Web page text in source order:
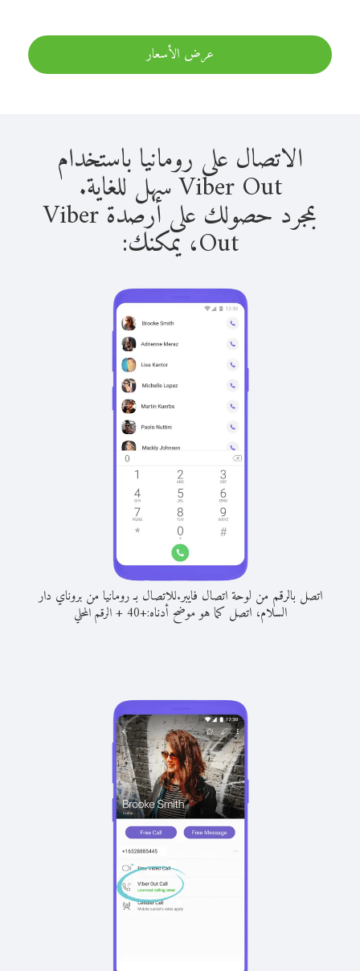
عرض الأسعار
الاتصال على رومانيا باستخدام
Viber Out سهل للغاية.
بمجرد حصولك على أرصدة Viber
Out، يمكنك:
اتصل بالرقم من لوحة اتصال فايبر.للاتصال بـ رومانيا من بروناي دار
السلام، اتصل كما هو موضح أدناه:+
40
+الرقم المحلي